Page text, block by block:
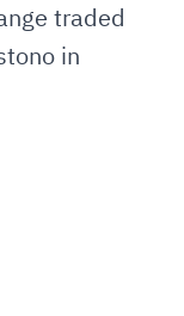
traded
in